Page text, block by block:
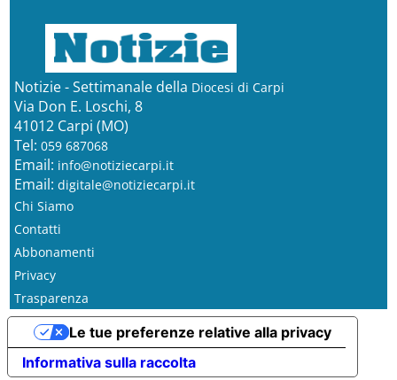
Notizie - Settimanale della Diocesi di Carpi
Via Don E. Loschi, 8
41012 Carpi (MO)
Tel: 059 687068
Email: info@notiziecarpi.it
Email: digitale@notiziecarpi.it
Chi Siamo
Contatti
Abbonamenti
Privacy
Trasparenza
Informativa sulla raccolta
Le tue preferenze relative alla privacy